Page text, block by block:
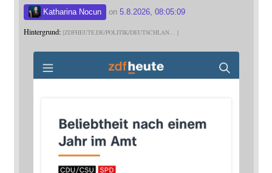
Katharina Nocun on 5.8.2026, 08:05:09
Hintergrund: ZDFHEUTE.DE/POLITIK/DEUTSCHLAN